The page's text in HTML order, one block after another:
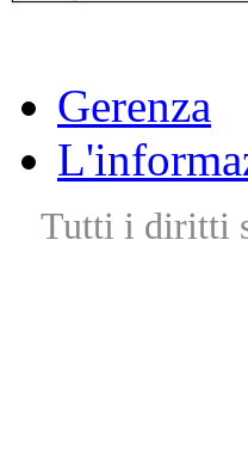
Gerenza
Tutti i diritti